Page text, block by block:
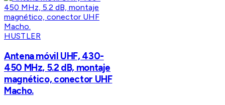
HUSTLER
Antena móvil UHF, 430-
450 MHz, 5.2 dB, montaje
magnético, conector UHF
Macho.